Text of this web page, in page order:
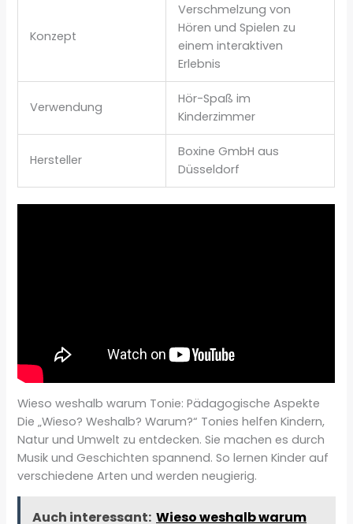
Konzept
Verschmelzung von
Hören und Spielen zu
einem interaktiven
Erlebnis
Verwendung
Hör-Spaß im
Kinderzimmer
Hersteller
Boxine GmbH aus
Düsseldorf
Wieso weshalb warum Tonie: Pädagogische Aspekte
Die „Wieso? Weshalb? Warum?“ Tonies helfen Kindern,
Natur und Umwelt zu entdecken. Sie machen es durch
Musik und Geschichten spannend. So lernen Kinder auf
verschiedene Arten und werden neugierig.
Auch interessant: Wieso weshalb warum